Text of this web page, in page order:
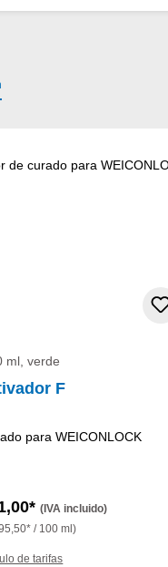
ml, verde
F
para WEICONLOCK
(IVA incluido)
/ 100 ml)
de tarifas